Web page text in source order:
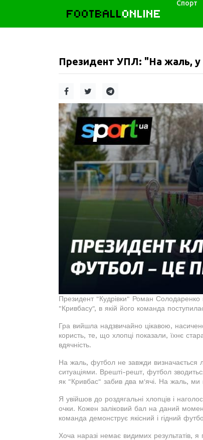
FOOTBALLONLINE
Спорт
Президент УПЛ: "На жаль, у
Президент "Кудрівки" Роман
"Кривбасу", в якій його команда
Гра вийшла надзвичайно цікавою,
користь, те, що хлопці показали, їхнє
вдячність.
На жаль, футбол не завжди визначається
ситуаціями. Врешті-решт, футбол
як "Кривбас" забив два м'ячі. На жаль, ми
Я увійшов до роздягальні хлопців і
очки. Кожен заліковий бал на даний
команда демонструє якісний і гідний
Хоча наразі немає видимих результатів,